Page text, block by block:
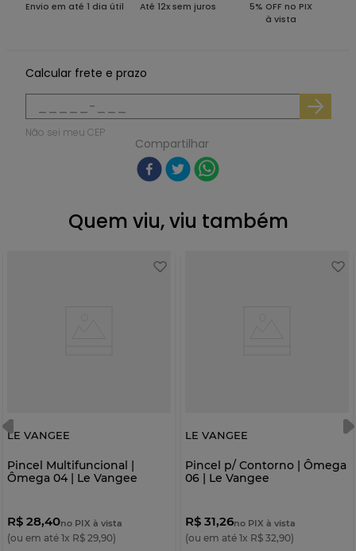
Envio em até 1 dia útil Até 12x sem juros
5% OFF no PIX
à vista
Calcular frete e prazo
Não sei meu CEP
Compartilhar
Quem viu, viu também
LE VANGEE
Pincel Multifuncional |
Ômega 04 | Le Vangee
R$ 28,40no PIX à vista
(ou em até 1x R$ 29,90)
LE VANGEE
Pincel p/ Contorno | Ômega
06 | Le Vangee
R$ 31,26no PIX à vista
(ou em até 1x R$ 32,90)